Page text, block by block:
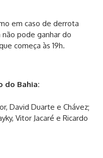
em caso de derrota
não pode ganhar do
começa às 19h.
do Bahia:
David Duarte e Chávez;
Vitor Jacaré e Ricardo